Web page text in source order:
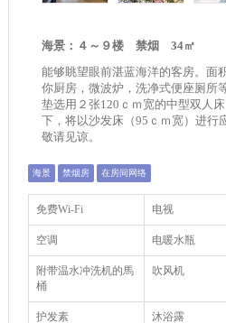
海景：４～９楼 禁烟 34㎡
能够眺望眼前湛蓝海洋的客房。面
你厨房，微波炉，洗净式便座厕所
垫选用２张120ｃｍ宽的中型双人
下，将以沙发床（95ｃｍ宽）进行
敬请见谅。
海景 禁烟房 在房间网络
免费Wi-Fi 电视
空调 电暖水瓶
附带温水冲洗机的馬
桶
吹风机
护发素 沐浴露